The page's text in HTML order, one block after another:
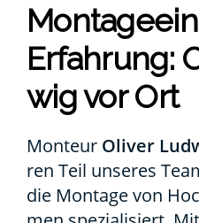
Erfah­rung:
wig vor Ort
Mon­teur Oli­ver
ren Teil unse­res
die Mon­ta­ge von